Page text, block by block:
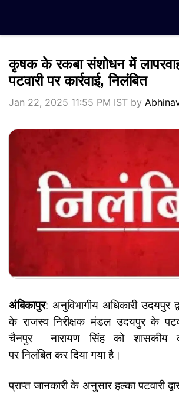
content
कृषक के रकबा संशोधन में
पटवारी पर कार्रवाई, निलंबित
Jan 22, 2025 11:55 PM IST by
अंबिकापुर: अनुविभागीय अधिकारी उदयपुर
के राजस्व निरीक्षक मंडल उदयपुर के
चैनपुर नारायण सिंह को शासकीय
पर निलंबित कर दिया गया है।
प्राप्त जानकारी के अनुसार हल्का पटवारी